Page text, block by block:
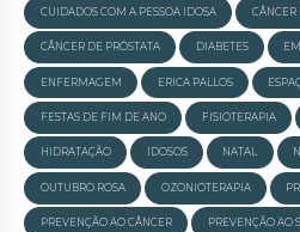
CUIDADOS COM A PESSOA IDOSA
CÂNCER DE PRÓSTATA DIABETES
ENFERMAGEM ERICA PALLOS
FESTAS DE FIM DE ANO FISIOTERAPIA
HIDRATAÇÃO IDOSOS NATAL
OUTUBRO ROSA OZONIOTERAPIA
PREVENÇÃO AO CÂNCER PREVENÇÃO AO